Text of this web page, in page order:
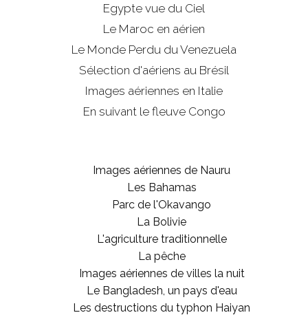
Egypte vue du Ciel
Le Maroc en aérien
Le Monde Perdu du Venezuela
Sélection d'aériens au Brésil
Images aériennes en Italie
En suivant le fleuve Congo
Images aériennes de Nauru
Les Bahamas
Parc de l'Okavango
La Bolivie
L'agriculture traditionnelle
La pêche
Images aériennes de villes la nuit
Le Bangladesh, un pays d'eau
Les destructions du typhon Haiyan